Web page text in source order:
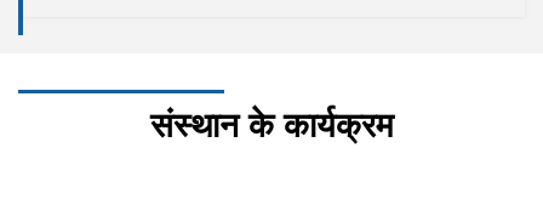
संस्थान के कार्यक्रम